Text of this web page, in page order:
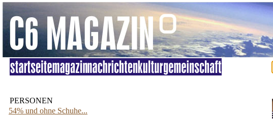
PERSONEN
54% und ohne Schuhe...